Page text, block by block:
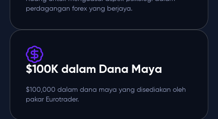
perdagangan forex yang berjaya.
$100K dalam Dana Maya
$100,000 dalam dana maya yang disediakan oleh
pakar Eurotrader.